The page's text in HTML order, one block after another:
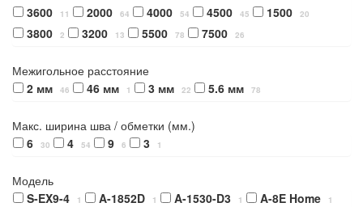
3600 11 2000 64 4000 54 4500 45 1500 20
3800 2 3200 13 5500 78 7500 26
Межигольное расстояние
2 мм
46 46 мм 1 3 мм 22 5.6 мм 78
Макс. ширина шва / обметки (мм.)
6
30 4 54 9 6 3 1
Модель
S-EX9-4
1 A-1852D 1 A-1530-D3 1 A-8E Home 1